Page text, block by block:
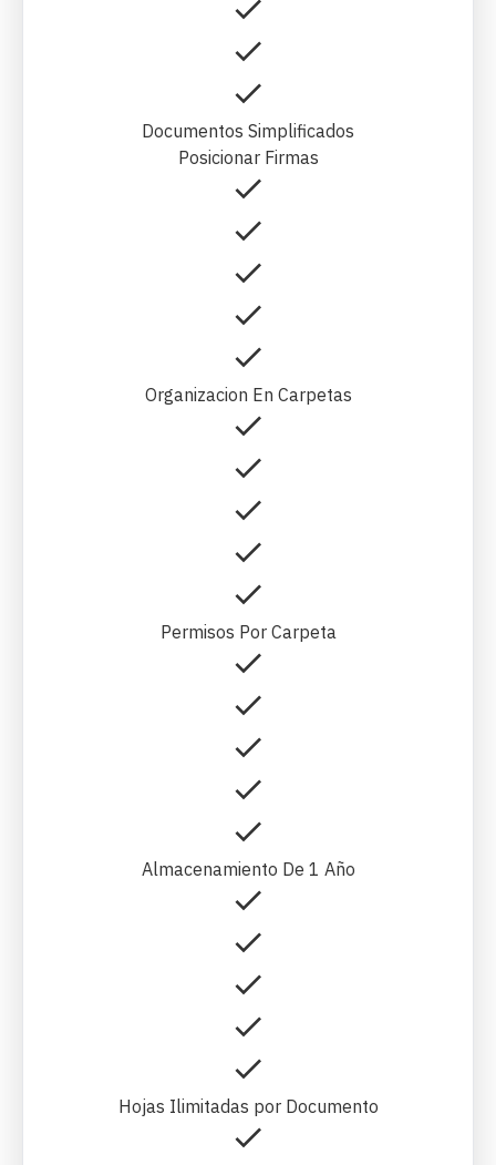
Documentos Simplificados
Posicionar Firmas
Organizacion En Carpetas
Permisos Por Carpeta
Almacenamiento De 1 Año
Hojas Ilimitadas por Documento